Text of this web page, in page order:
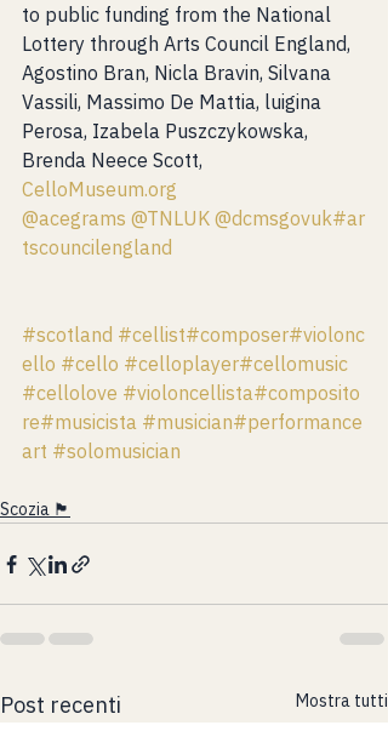
to public funding from the National
Lottery through Arts Council England,
Agostino Bran, Nicla Bravin, Silvana
Vassili, Massimo De Mattia, luigina
Perosa, Izabela Puszczykowska,
Brenda Neece Scott,
CelloMuseum.org
@acegrams @TNLUK @dcmsgovuk#ar
tscouncilengland
#scotland #cellist#composer#violonc
ello #cello #celloplayer#cellomusic
#cellolove #violoncellista#composito
re#musicista #musician#performance
art #solomusician
Scozia 🏴󠁧󠁢󠁳󠁣󠁴󠁿
Post recenti Mostra tutti